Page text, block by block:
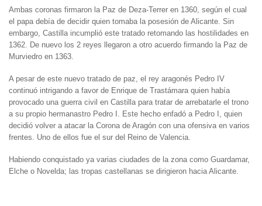
Ambas coronas firmaron la Paz de Deza-Terrer en 1360, según el cual
el papa debía de decidir quien tomaba la posesión de Alicante. Sin
embargo, Castilla incumplió este tratado retomando las hostilidades en
1362. De nuevo los 2 reyes llegaron a otro acuerdo firmando la Paz de
Murviedro en 1363.
A pesar de este nuevo tratado de paz, el rey aragonés Pedro IV
continuó intrigando a favor de Enrique de Trastámara quien había
provocado una guerra civil en Castilla para tratar de arrebatarle el trono
a su propio hermanastro Pedro I. Este hecho enfadó a Pedro I, quien
decidió volver a atacar la Corona de Aragón con una ofensiva en varios
frentes. Uno de ellos fue el sur del Reino de Valencia.
Habiendo conquistado ya varias ciudades de la zona como Guardamar,
Elche o Novelda; las tropas castellanas se dirigieron hacia Alicante.